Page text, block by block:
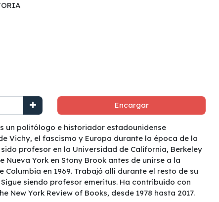
Encargar
un politólogo e historiador estadounidense
Vichy, el fascismo y Europa durante la época de la
profesor en la Universidad de California, Berkeley
Nueva York en Stony Brook antes de unirse a la
en 1969. Trabajó allí durante el resto de su
siendo profesor emeritus. Ha contribuido con
New York Review of Books, desde 1978 hasta 2017.